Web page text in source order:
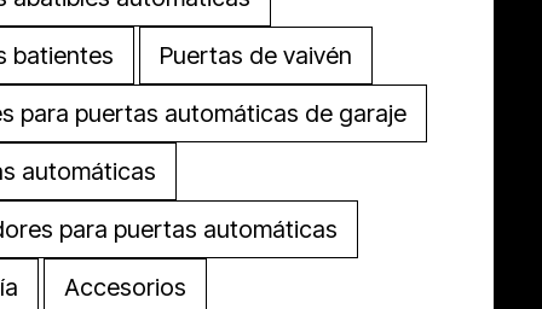
batientes
Puertas de vaivén
para puertas automáticas de garaje
automáticas
para puertas automáticas
Accesorios